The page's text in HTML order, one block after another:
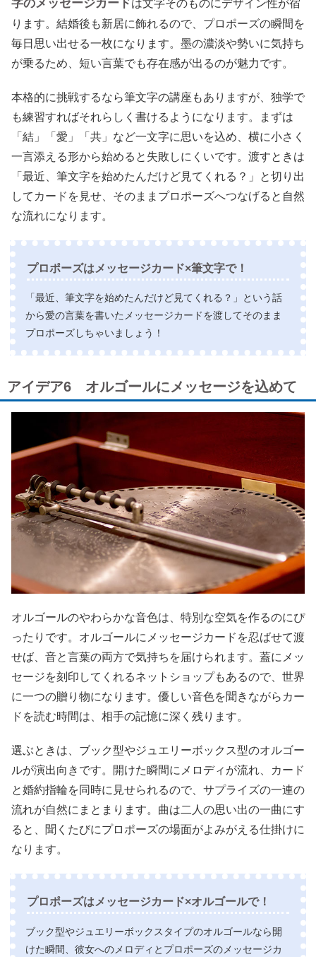
は文字そのものにデザイン性が宿
ります。結婚後も新居に飾れるので、プロポーズの瞬間を
毎日思い出せる一枚になります。墨の濃淡や勢いに気持ち
が乗るため、短い言葉でも存在感が出るのが魅力です。
本格的に挑戦するなら筆文字の講座もありますが、独学で
も練習すればそれらしく書けるようになります。まずは
「結」「愛」「共」など一文字に思いを込め、横に小さく
一言添える形から始めると失敗しにくいです。渡すときは
「最近、筆文字を始めたんだけど見てくれる？」と切り出
してカードを見せ、そのままプロポーズへつなげると自然
な流れになります。
プロポーズはメッセージカード×筆文字で！
「最近、筆文字を始めたんだけど見てくれる？」という話
から愛の言葉を書いたメッセージカードを渡してそのまま
プロポーズしちゃいましょう！
アイデア6 オルゴールにメッセージを込めて
オルゴールのやわらかな音色は、特別な空気を作るのにぴ
ったりです。オルゴールにメッセージカードを忍ばせて渡
せば、音と言葉の両方で気持ちを届けられます。蓋にメッ
セージを刻印してくれるネットショップもあるので、世界
に一つの贈り物になります。優しい音色を聞きながらカー
ドを読む時間は、相手の記憶に深く残ります。
選ぶときは、ブック型やジュエリーボックス型のオルゴー
ルが演出向きです。開けた瞬間にメロディが流れ、カード
と婚約指輪を同時に見せられるので、サプライズの一連の
流れが自然にまとまります。曲は二人の思い出の一曲にす
ると、聞くたびにプロポーズの場面がよみがえる仕掛けに
なります。
プロポーズはメッセージカード×オルゴールで！
ブック型やジュエリーボックスタイプのオルゴールなら開
けた瞬間、彼女へのメロディとプロポーズのメッセージカ